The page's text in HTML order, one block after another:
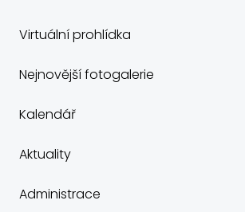
Virtuální prohlídka
Nejnovější fotogalerie
Kalendář
Aktuality
Administrace